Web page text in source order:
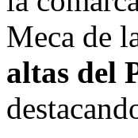
Meca de
altas del